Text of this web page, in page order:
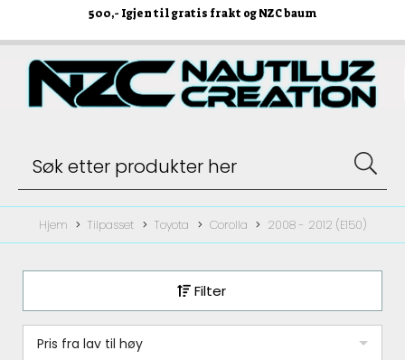
500,- Igjen til gratis frakt og NZC baum
Hjem Tilpasset Toyota Corolla 2008 - 2012 (E150)
Filter
Pris fra lav til høy